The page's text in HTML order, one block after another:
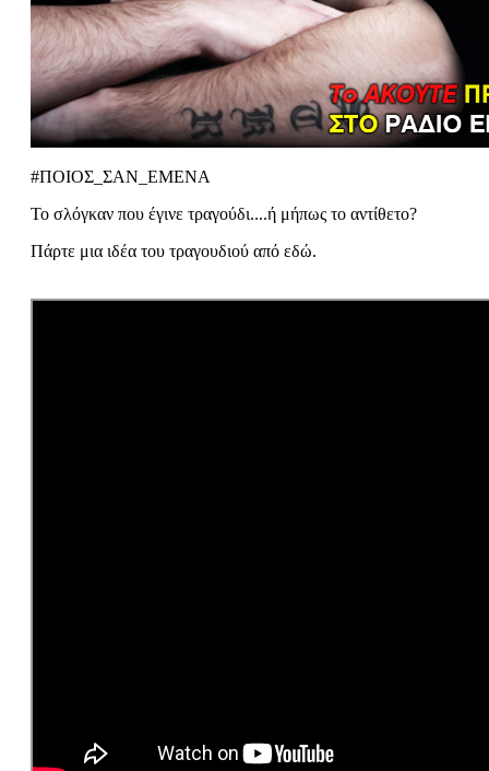
#ΠΟΙΟΣ_ΣΑΝ_ΕΜΕΝΑ
Το σλόγκαν που έγινε τραγούδι....ή μήπως το αντίθετο?
Πάρτε μια ιδέα του τραγουδιού από εδώ.